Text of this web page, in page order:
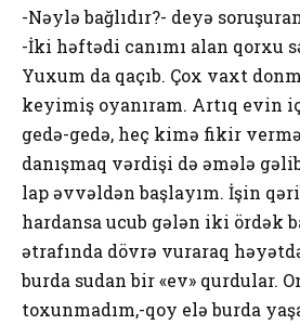
-Nəylə bağlıdır?- deyə
-İki həftədi canımı alan qorxu
Yuxum da qaçıb. Çox vaxt
keyimiş oyanıram. Artıq evin
gedə-gedə, heç kimə fikir
danışmaq vərdişi də əmələ
lap əvvəldən başlayım. İşin
hardansa ucub gələn iki ördək
ətrafında dövrə vuraraq
burda sudan bir «ev» qurdular.
toxunmadım,-qoy elə burda